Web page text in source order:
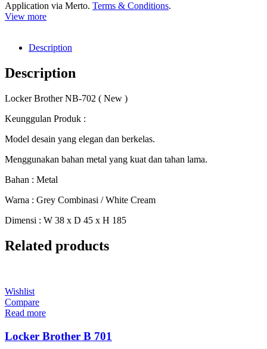
Application via Merto. Terms & Conditions.
View more
Description
Description
Locker Brother NB-702 ( New )
Keunggulan Produk :
Model desain yang elegan dan berkelas.
Menggunakan bahan metal yang kuat dan tahan lama.
Bahan : Metal
Warna : Grey Combinasi / White Cream
Dimensi : W 38 x D 45 x H 185
Related products
Wishlist
Compare
Read more
Locker Brother B 701